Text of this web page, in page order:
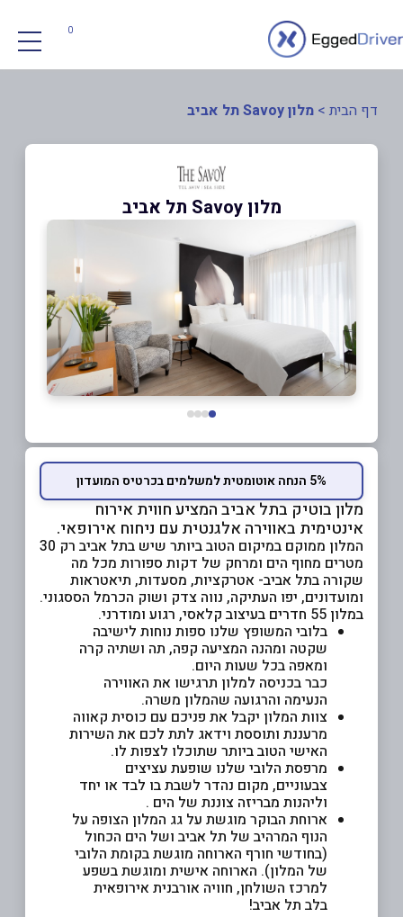
0
דף הבית > מלון Savoy תל אביב
מלון Savoy תל אביב
5% הנחה אוטומטית למשלמים בכרטיס המועדון
מלון בוטיק בתל אביב המציע חווית אירוח
אינטימית באווירה אלגנטית עם ניחוח אירופאי.
המלון ממוקם במיקום הטוב ביותר שיש בתל אביב רק 30
מטרים מחוף הים ומרחק של דקות ספורות מכל מה
שקורה בתל אביב- אטרקציות, מסעדות, תיאטראות
ומועדונים, יפו העתיקה, נווה צדק ושוק הכרמל הססגוני.
במלון 55 חדרים בעיצוב קלאסי, רגוע ומודרני.
בלובי המשופץ שלנו ספות נוחות לישיבה
שקטה ומהנה המציעה קפה, תה ושתיה קרה
ומאפה בכל שעות היום.
כבר בכניסה למלון תרגישו את האווירה
הנעימה והרגועה שהמלון משרה.
צוות המלון יקבל את פניכם עם כוסית קאווה
מרעננת ותוססת וידאג לתת לכם את השירות
האישי הטוב ביותר שתוכלו לצפות לו.
מרפסת הלובי שלנו שופעת עציצים
צבעוניים, מקום נהדר לשבת בו לבד או יחד
וליהנות מבריזה צוננת של הים .
ארוחת הבוקר מוגשת על גג המלון הצופה על
הנוף המרהיב של תל אביב ושל הים הכחול
(בחודשי חורף הארוחה מוגשת בקומת הלובי
של המלון). הארוחה אישית ומוגשת בשפע
למרכז השולחן, חוויה אורבנית אירופאית
בלב תל אביב!